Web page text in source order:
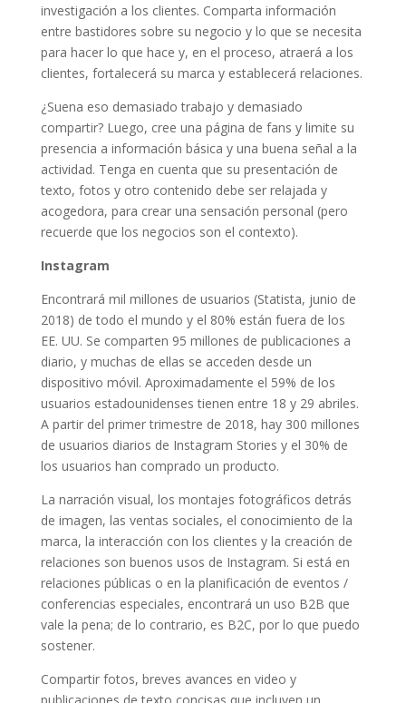
investigación a los clientes. Comparta información
entre bastidores sobre su negocio y lo que se necesita
para hacer lo que hace y, en el proceso, atraerá a los
clientes, fortalecerá su marca y establecerá relaciones.
¿Suena eso demasiado trabajo y demasiado
compartir? Luego, cree una página de fans y limite su
presencia a información básica y una buena señal a la
actividad. Tenga en cuenta que su presentación de
texto, fotos y otro contenido debe ser relajada y
acogedora, para crear una sensación personal (pero
recuerde que los negocios son el contexto).
Instagram
Encontrará mil millones de usuarios (Statista, junio de
2018) de todo el mundo y el 80% están fuera de los
EE. UU. Se comparten 95 millones de publicaciones a
diario, y muchas de ellas se acceden desde un
dispositivo móvil. Aproximadamente el 59% de los
usuarios estadounidenses tienen entre 18 y 29 abriles.
A partir del primer trimestre de 2018, hay 300 millones
de usuarios diarios de Instagram Stories y el 30% de
los usuarios han comprado un producto.
La narración visual, los montajes fotográficos detrás
de imagen, las ventas sociales, el conocimiento de la
marca, la interacción con los clientes y la creación de
relaciones son buenos usos de Instagram. Si está en
relaciones públicas o en la planificación de eventos /
conferencias especiales, encontrará un uso B2B que
vale la pena; de lo contrario, es B2C, por lo que puedo
sostener.
Compartir fotos, breves avances en video y